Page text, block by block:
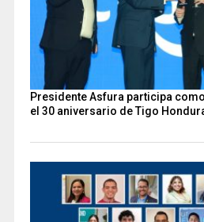
Presidente Asfura participa
el 30 aniversario de Tigo